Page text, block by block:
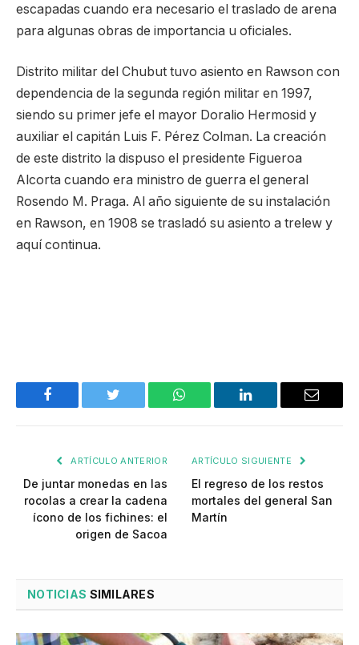
escapadas cuando era necesario el traslado de arena
para algunas obras de importancia u oficiales.
Distrito militar del Chubut tuvo asiento en Rawson con
dependencia de la segunda región militar en 1997,
siendo su primer jefe el mayor Doralio Hermosid y
auxiliar el capitán Luis F. Pérez Colman. La creación
de este distrito la dispuso el presidente Figueroa
Alcorta cuando era ministro de guerra el general
Rosendo M. Praga. Al año siguiente de su instalación
en Rawson, en 1908 se trasladó su asiento a trelew y
aquí continua.
Facebook Twitter WhatsApp LinkedIn Email
ARTÍCULO ANTERIOR
De juntar monedas en las
rocolas a crear la cadena
ícono de los fichines: el
origen de Sacoa
ARTÍCULO SIGUIENTE
El regreso de los restos
mortales del general San
Martín
NOTICIAS SIMILARES